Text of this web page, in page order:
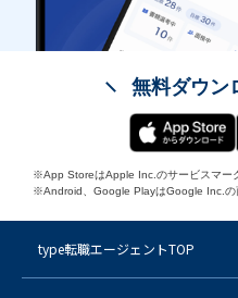
無料ダウン
※App StoreはApple Inc.のサービスマー
※Android、Google PlayはGoogle Inc.の
type転職エージェントTOP